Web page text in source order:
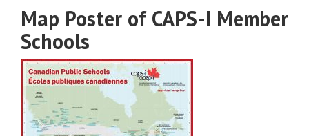
Map Poster of CAPS-I Member
Schools